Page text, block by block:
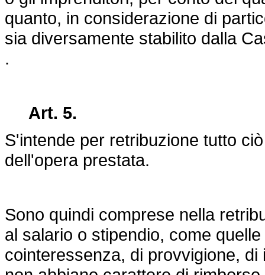
quanto, in considerazione di
sia diversamente stabilito dalla
.
Art. 5.
S'intende per retribuzione tutto
dell'opera prestata.
Sono quindi comprese nella
al salario o stipendio, come
cointeressenza, di provvigione,